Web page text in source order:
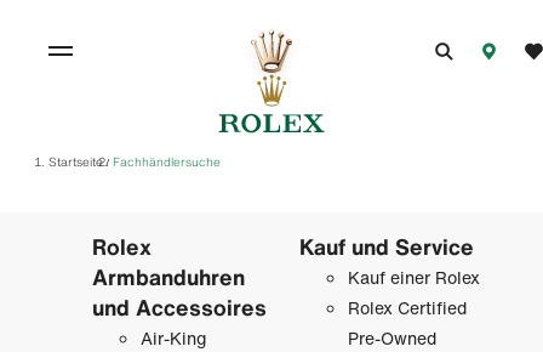
Startseite/ Fachhändlersuche
Rolex
Armbanduhren
und Accessoires
Air-King
Kauf und Service
Kauf einer Rolex
Rolex Certified
Pre-Owned